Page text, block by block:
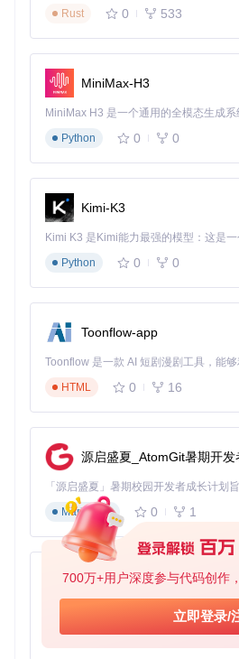
700万+用户深度参与代码创作
立即登录/
场景文件并点击运行按钮，即可体验
扩展技巧：定制与优化你的游
容。修改角色属性、创建新的技能效
景，框架的模块化结构让这些定制变
在开发过程中，你可能会遇到性能优
决方案是利用Godot的节点池机制管
建和销毁节点。另外，合理使用纹理
著提升游戏运行流畅度。
对于希望扩展游戏功能的开发者，建
通过创建自定义插件，你可以添加新
工具，而不必修改核心代码。这种方
性，又能满足项目的特定需求。
深入了解Godot引擎的高级特性和游
你是新手还是有经验的开发者，都能
godot-open-rpg
项目地址：https://gitcode.com/
open-rpg
Rust
0 533
MiniMax-H3
Python
0 0
Kimi-K3
Python
0 0
Toonflow-app
HTML
0 16
源启盛夏_AtomGit暑期开发
Markdown
0 1
AionUi
TypeScript
0 6